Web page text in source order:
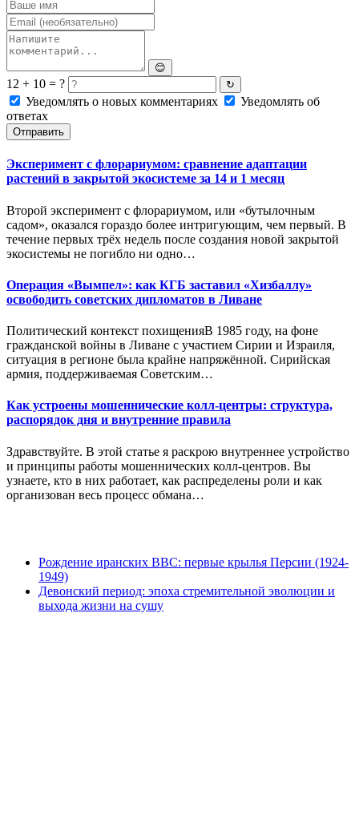
😊
12 + 10 = ? ↻
Уведомлять о новых комментариях
Уведомлять об
ответах
Отправить
Эксперимент с флорариумом: сравнение адаптации
растений в закрытой экосистеме за 14 и 1 месяц
Второй эксперимент с флорариумом, или «бутылочным
садом», оказался гораздо более интригующим, чем первый. В
течение первых трёх недель после создания новой закрытой
экосистемы не погибло ни одно…
Операция «Вымпел»: как КГБ заставил «Хизбаллу»
освободить советских дипломатов в Ливане
Политический контекст похищенияВ 1985 году, на фоне
гражданской войны в Ливане с участием Сирии и Израиля,
ситуация в регионе была крайне напряжённой. Сирийская
армия, поддерживаемая Советским…
Как устроены мошеннические колл-центры: структура,
распорядок дня и внутренние правила
Здравствуйте. В этой статье я раскрою внутреннее устройство
и принципы работы мошеннических колл-центров. Вы
узнаете, кто в них работает, как распределены роли и как
организован весь процесс обмана…
Рождение иранских ВВС: первые крылья Персии (1924-
1949)
Девонский период: эпоха стремительной эволюции и
выхода жизни на сушу